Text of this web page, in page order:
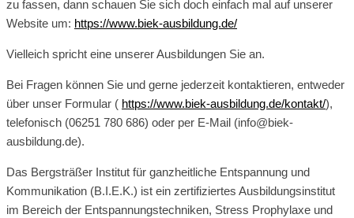
zu fassen, dann schauen Sie sich doch einfach mal auf unserer
Website um: https://www.biek-ausbildung.de/
Vielleich spricht eine unserer Ausbildungen Sie an.
Bei Fragen können Sie und gerne jederzeit kontaktieren, entweder
über unser Formular ( https://www.biek-ausbildung.de/kontakt/),
telefonisch (06251 780 686) oder per E-Mail (info@biek-
ausbildung.de).
Das Bergsträßer Institut für ganzheitliche Entspannung und
Kommunikation (B.I.E.K.) ist ein zertifiziertes Ausbildungsinstitut
im Bereich der Entspannungstechniken, Stress Prophylaxe und